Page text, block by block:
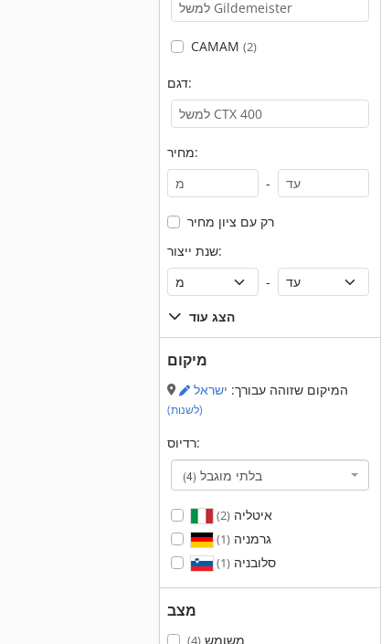
CAMAM (2)
דגם:
מחיר:
-
רק עם ציון מחיר
שנת ייצור:
-
הצג עוד
מיקום
המיקום שזוהה עבורך: ישראל
(לשנות)
רדיוס:
בלתי מוגבל (4)
איטליה(2)
גרמניה(1)
סלובניה(1)
מצב
משומש(4)